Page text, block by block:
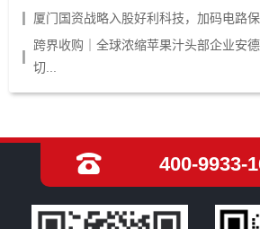
厦门国资战略入股好利科技，加码电路
跨界收购｜全球浓缩苹果汁头部企业安
切...
400-9933-